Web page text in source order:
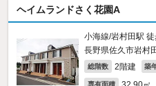
ヘイムランドさく花園A
小海線/岩村田駅
長野県佐久市岩村
総階数 2階建 築
専有面積